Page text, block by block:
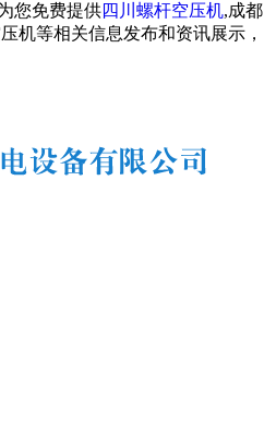
您免费提供四川螺杆空压机,成都
机等相关信息发布和资讯展示，